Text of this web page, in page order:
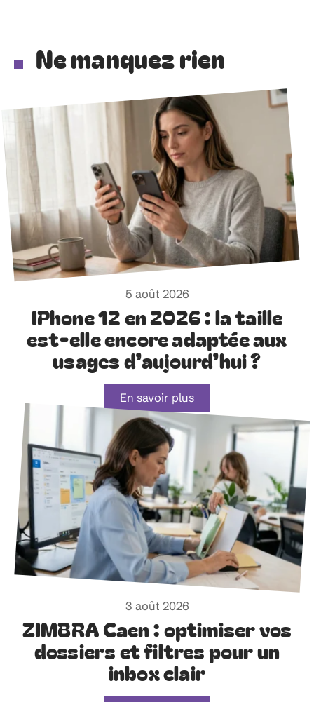
Ne manquez rien
5 août 2026
IPhone 12 en 2026 : la taille
est-elle encore adaptée aux
usages d’aujourd’hui ?
En savoir plus
3 août 2026
ZIMBRA Caen : optimiser vos
dossiers et filtres pour un
inbox clair